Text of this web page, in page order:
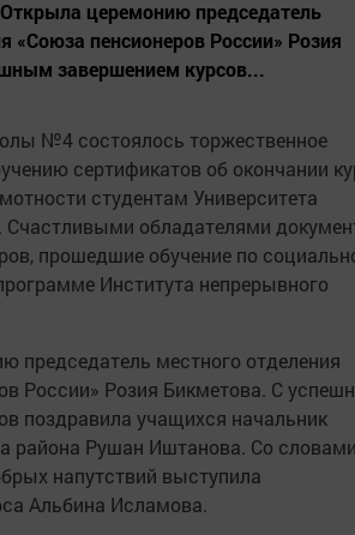
церемонию председатель
«Союза пенсионеров России» Розия
завершением курсов...
№4 состоялось торжественное
сертификатов об окончании
студентам Университета
Счастливыми обладателями
прошедшие обучение по
Института непрерывного
председатель местного отделения
России» Розия Бикметова. С
поздравила учащихся начальник
района Рушан Иштанова. Со
напутствий выступила
Альбина Исламова.